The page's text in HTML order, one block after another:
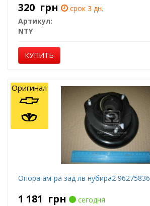
320 грн
срок 3 дн.
Артикул:
NTY
КУПИТЬ
Опора ам-ра зад лв нубира2 96275836
1 181 грн
сегодня
Оригинал